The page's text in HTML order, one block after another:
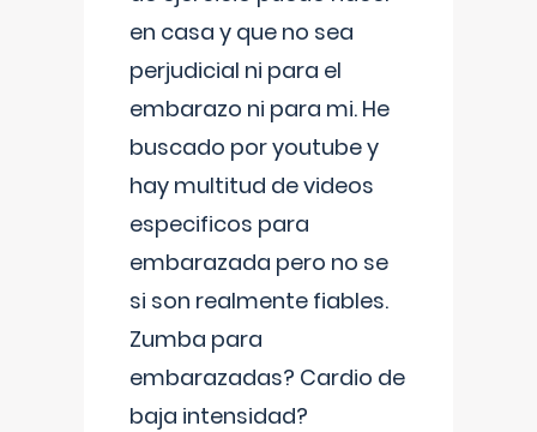
en casa y que no sea
perjudicial ni para el
embarazo ni para mi. He
buscado por youtube y
hay multitud de videos
especificos para
embarazada pero no se
si son realmente fiables.
Zumba para
embarazadas? Cardio de
baja intensidad?